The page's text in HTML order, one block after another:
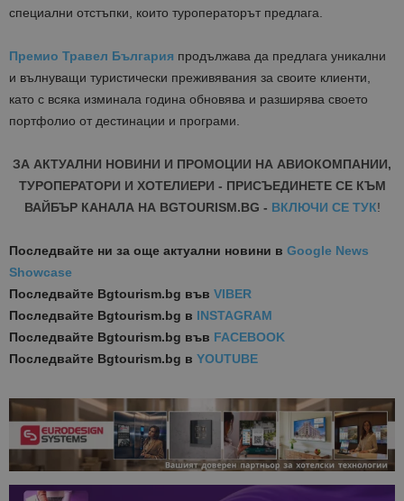
специални отстъпки, които туроператорът предлага.
Премио Травел България продължава да предлага уникални
и вълнуващи туристически преживявания за своите клиенти,
като с всяка изминала година обновява и разширява своето
портфолио от дестинации и програми.
ЗА АКТУАЛНИ НОВИНИ И ПРОМОЦИИ НА АВИОКОМПАНИИ,
ТУРОПЕРАТОРИ И ХОТЕЛИЕРИ - ПРИСЪЕДИНЕТЕ СЕ КЪМ
ВАЙБЪР КАНАЛА НА BGTOURISM.BG - ВКЛЮЧИ СЕ ТУК!
Последвайте ни за още актуални новини в Google News
Showcase
Последвайте Bgtourism.bg във VIBER
Последвайте Bgtourism.bg в INSTAGRAM
Последвайте Bgtourism.bg във FACEBOOK
Последвайте Bgtourism.bg в YOUTUBE